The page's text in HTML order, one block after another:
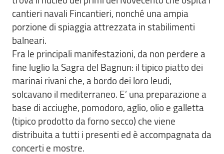
cantieri navali Fincantieri, nonché una ampia
porzione di spiaggia attrezzata in stabilimenti
balneari.
Fra le principali manifestazioni, da non perdere a
fine luglio la Sagra del Bagnun: il tipico piatto dei
marinai rivani che, a bordo dei loro leudi,
solcavano il mediterraneo. E’ una preparazione a
base di acciughe, pomodoro, aglio, olio e galletta
(tipico prodotto da forno secco) che viene
distribuita a tutti i presenti ed è accompagnata da
concerti e mostre.